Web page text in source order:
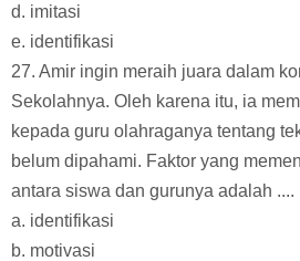
d. imitasi
e. identifikasi
27. Amir ingin meraih juara dalam
Sekolahnya. Oleh karena itu, ia
kepada guru olahraganya tentang
belum dipahami. Faktor yang
antara siswa dan gurunya adalah ....
a. identifikasi
b. motivasi